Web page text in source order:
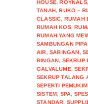
HOUSE,ROYNALS
TANAH,RUKO –
CLASSIC, RUMAH
RUMAH KOS,
RUMAH YANG
SAMBUNGAN
AIR,SARINGAN,
RINGAN, SEKRUP
GALVALUME,
SEKRUP TALANG
SEPERTI
SISTEM, SPA,
STANDAR,